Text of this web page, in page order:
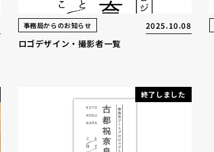
事務局からのお知らせ 2025.10.08
ロゴデザイン・撮影者一覧
終了しました